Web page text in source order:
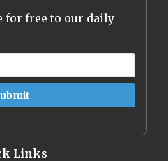
for free to our daily
Links